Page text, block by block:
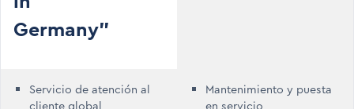
Germany"
Servicio de atención al
Mantenimiento y puesta